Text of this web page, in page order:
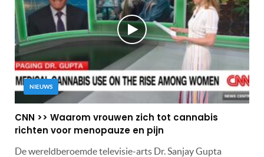
NIEUWS
CNN >> Waarom vrouwen zich tot cannabis
richten voor menopauze en pijn
De wereldberoemde televisie-arts Dr. Sanjay Gupta